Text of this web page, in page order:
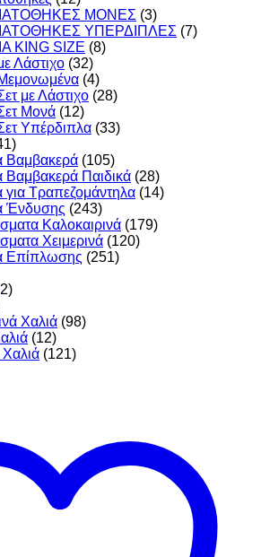
ΜΟΝΕΣ (3)
ΥΠΕΡΔΙΠΛΕΣ (7)
KING SIZE (8)
Λάστιχο (32)
(4)
με Λάστιχο (28)
Μονά (12)
Υπέρδιπλα (33)
Βαμβακερά (105)
Παιδικά (28)
Τραπεζομάντηλα (14)
Ένδυσης (243)
Καλοκαιρινά (179)
Χειμερινά (120)
Επίπλωσης (251)
Χαλιά (98)
(12)
Χαλιά (121)